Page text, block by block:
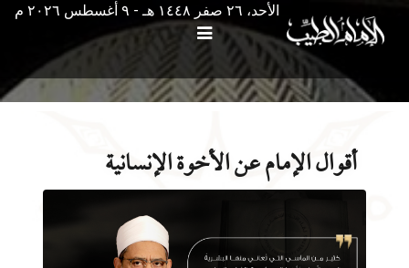
الأحد، ٢٦ صفر ١٤٤٨ هـ - ۹ أغسطس ۲۰۲٦ م
أقوال الإمام عن الأخوة الإنسانية